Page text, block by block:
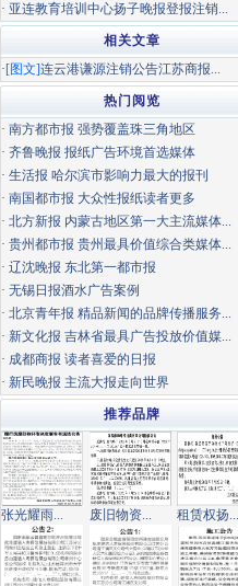
· 亚连教育培训中心扬子晚报登报注销...
相关文章
·[图文]连云港谦源注销公告江苏商报...
热门阅览
· 南方都市报 强势覆盖珠三角地区
· 齐鲁晚报 报纸广告环境首选媒体
· 生活报 哈尔滨市影响力最大的报刊
· 南国都市报 大众性报纸读者更多
· 北方新报 内蒙古地区第一大主流媒体...
· 贵州都市报 贵州最具价值综合类媒体...
· 辽沈晚报 东北第一都市报
· 无锡日报酒水广告案例
· 北京青年报 精品新闻的品牌传播服务...
· 新文化报 吉林省最具广告投放价值媒...
· 成都商报 读者喜爱的日报
· 新民晚报 主流大报走向世界
推荐品牌
张光耀雨... 废旧物资... 租赁权扬...